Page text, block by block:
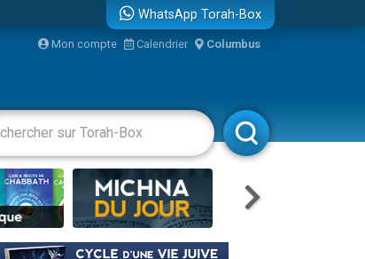
WhatsApp Torah-Box
Mon compte Calendrier Columbus
Divertissements Livres Rabbanim